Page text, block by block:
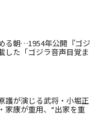
る朝…1954年公開『ゴジ
した「ゴジラ音声目覚ま
護が演じる武将・小堀正
家康が重用、“出家を重